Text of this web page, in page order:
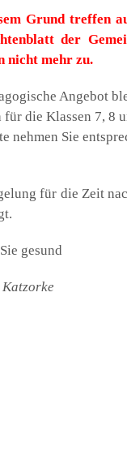
Grund tref­fen
der
nicht mehr zu.
Ange­bot
für die Klas­sen 7, 8
neh­men Sie
für die Zeit
gesund